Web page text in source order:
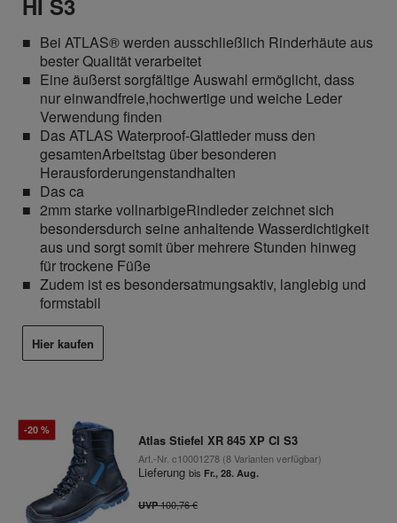
HI S3
Bei ATLAS® werden ausschließlich Rinderhäute aus
bester Qualität verarbeitet
Eine äußerst sorgfältige Auswahl ermöglicht, dass
nur einwandfreie,hochwertige und weiche Leder
Verwendung finden
Das ATLAS Waterproof-Glattleder muss den
gesamtenArbeitstag über besonderen
Herausforderungenstandhalten
Das ca
2mm starke vollnarbigeRindleder zeichnet sich
besondersdurch seine anhaltende Wasserdichtigkeit
aus und sorgt somit über mehrere Stunden hinweg
für trockene Füße
Zudem ist es besondersatmungsaktiv, langlebig und
formstabil
Hier kaufen
-20 %
Atlas Stiefel XR 845 XP CI S3
Art.-Nr. c10001278(8 Varianten verfügbar)
Lieferung bis Fr., 28. Aug.
UVP100,76 €